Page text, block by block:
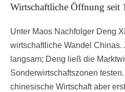
Wirtschaftliche Öffnung seit
Unter Maos Nachfolger Deng
wirtschaftliche Wandel Chinas.
langsam; Deng ließ die
Sonderwirtschaftszonen
chinesische Wirtschaft aber